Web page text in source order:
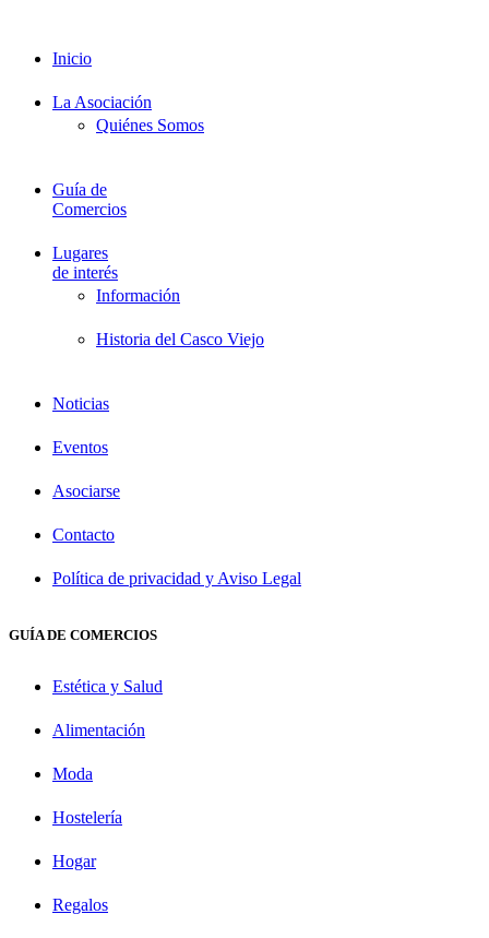
Inicio
La Asociación
Quiénes Somos
Guía de
Comercios
Lugares
de interés
Información
Historia del Casco Viejo
Noticias
Eventos
Asociarse
Contacto
Política de privacidad y Aviso Legal
GUÍA DE COMERCIOS
Estética y Salud
Alimentación
Moda
Hostelería
Hogar
Regalos